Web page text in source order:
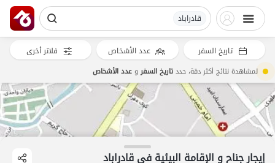
قادراباد
إيجار جناح و الإقامة البيئية في قادراباد
تاريخ السفر عدد الأشخاص فلاتر أخرى
لمشاهدة نتائج أكثر دقة، حددتاريخ السفروعدد الأشخاص